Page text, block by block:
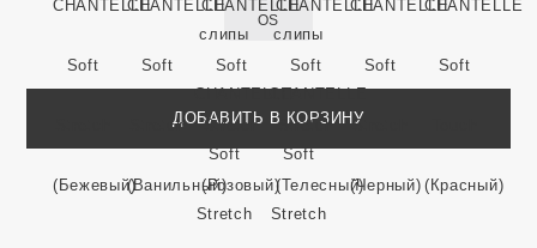
OS
ДОБАВИТЬ В КОРЗИНУ